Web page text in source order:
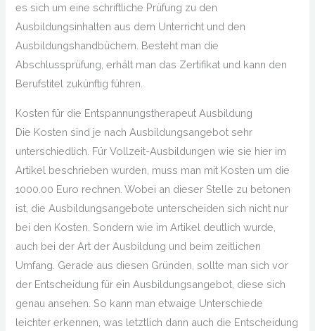
es sich um eine schriftliche Prüfung zu den
Ausbildungsinhalten aus dem Unterricht und den
Ausbildungshandbüchern. Besteht man die
Abschlussprüfung, erhält man das Zertifikat und kann den
Berufstitel zukünftig führen.
Kosten für die Entspannungstherapeut Ausbildung
Die Kosten sind je nach Ausbildungsangebot sehr
unterschiedlich. Für Vollzeit-Ausbildungen wie sie hier im
Artikel beschrieben wurden, muss man mit Kosten um die
1000.00 Euro rechnen. Wobei an dieser Stelle zu betonen
ist, die Ausbildungsangebote unterscheiden sich nicht nur
bei den Kosten. Sondern wie im Artikel deutlich wurde,
auch bei der Art der Ausbildung und beim zeitlichen
Umfang. Gerade aus diesen Gründen, sollte man sich vor
der Entscheidung für ein Ausbildungsangebot, diese sich
genau ansehen. So kann man etwaige Unterschiede
leichter erkennen, was letztlich dann auch die Entscheidung